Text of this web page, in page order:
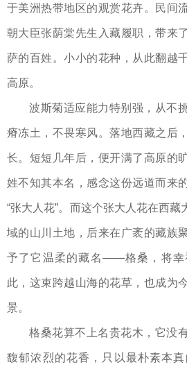
于美洲热带地区的观赏花卉。民间
朝大臣张荫棠先生入藏履职，带来
萨的百姓。小小的花种，从此翻越
高原。
波斯菊适应能力特别强，从不
瘠冻土，不畏寒风。落地西藏之后
长。短短几年后，便开满了高原的
姓不知其本名，感念这份远道而来
“张大人花”。而这个张大人花在西
域的山川土地，后来在广袤的藏族
予了它温柔的藏名——格桑，将幸
此，这束跨越山海的花草，也成为
景。
格桑花算不上名贵花木，它没
馥郁浓烈的花香，只以最朴素本